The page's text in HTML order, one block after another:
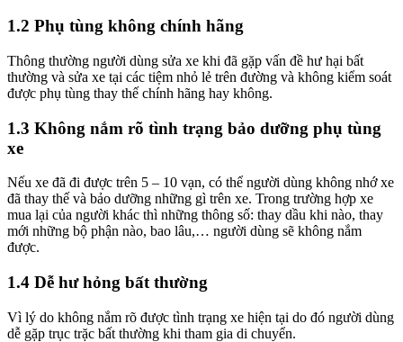
1.2 Phụ tùng không chính hãng
Thông thường người dùng sửa xe khi đã gặp vấn đề hư hại bất
thường và sửa xe tại các tiệm nhỏ lẻ trên đường và không kiểm soát
được phụ tùng thay thế chính hãng hay không.
1.3 Không nắm rõ tình trạng bảo dưỡng phụ tùng
xe
Nếu xe đã đi được trên 5 – 10 vạn, có thể người dùng không nhớ xe
đã thay thế và bảo dưỡng những gì trên xe. Trong trường hợp xe
mua lại của người khác thì những thông số: thay dầu khi nào, thay
mới những bộ phận nào, bao lâu,… người dùng sẽ không nắm
được.
1.4 Dễ hư hỏng bất thường
Vì lý do không nắm rõ được tình trạng xe hiện tại do đó người dùng
dễ gặp trục trặc bất thường khi tham gia di chuyển.